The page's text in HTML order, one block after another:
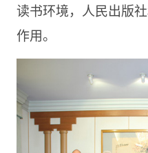
读书环境，人民出版
作用。